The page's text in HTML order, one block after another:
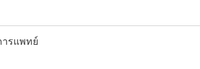
รแพทย์